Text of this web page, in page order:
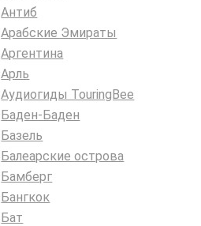
Антиб
Арабские Эмираты
Аргентина
Арль
Аудиогиды TouringBee
Баден-Баден
Базель
Балеарские острова
Бамберг
Бангкок
Бат